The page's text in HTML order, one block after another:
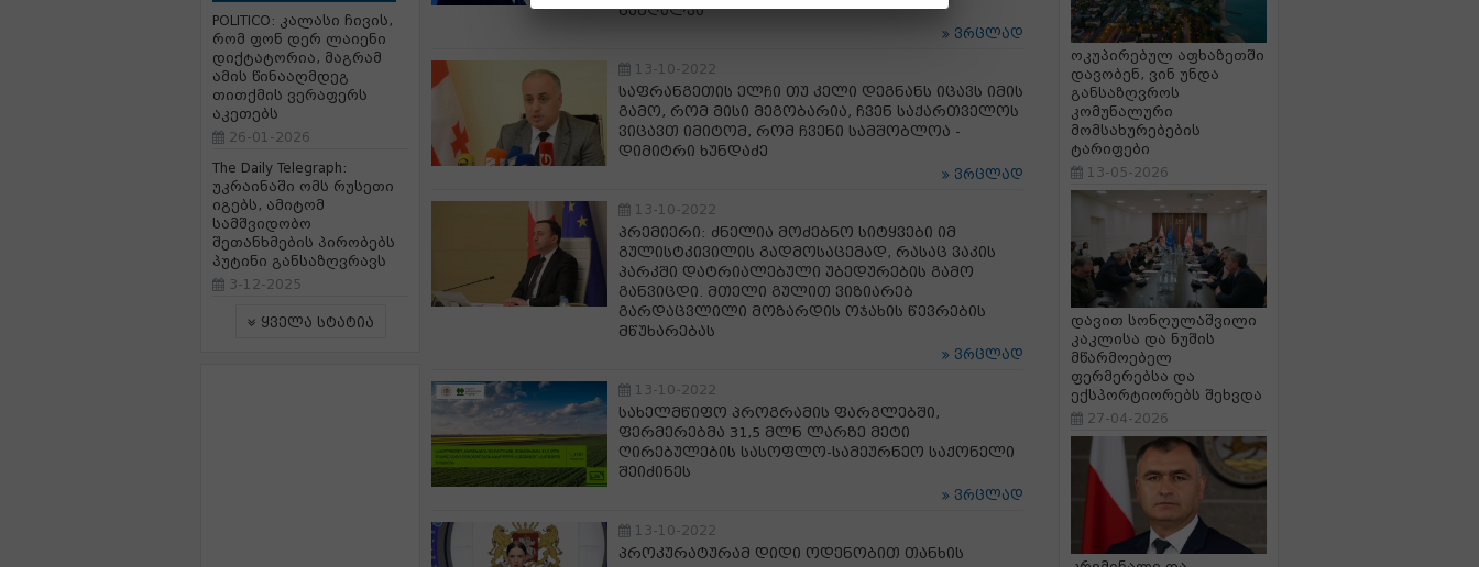
POLITICO: კალასი ჩივის,
რომ ფონ დერ ლაიენი
დიქტატორია, მაგრამ
ამის წინააღმდეგ
თითქმის ვერაფერს
აკეთებს
26-01-2026
The Daily Telegraph:
უკრაინაში ომს რუსეთი
იგებს, ამიტომ
სამშვიდობო
შეთანხმების პირობებს
პუტინი განსაზღვრავს
3-12-2025
ყველა სტატია
შებღალვა
ვრცლად
13-10-2022
საფრანგეთის ელჩი თუ კელი დეგნანს იცავს იმის
გამო, რომ მისი მეგობარია, ჩვენ საქართველოს
ვიცავთ იმიტომ, რომ ჩვენი სამშობლოა -
დიმიტრი ხუნდაძე
ვრცლად
13-10-2022
პრემიერი: ძნელია მოძებნო სიტყვები იმ
გულისტკივილის გადმოსაცემად, რასაც ვაკის
პარკში დატრიალებული უბედურების გამო
განვიცდი. მთელი გულით ვიზიარებ
გარდაცვლილი მოზარდის ოჯახის წევრების
მწუხარებას
ვრცლად
13-10-2022
სახელმწიფო პროგრამის ფარგლებში,
ფერმერებმა 31,5 მლნ ლარზე მეტი
ღირებულების სასოფლო-სამეურნეო საქონელი
შეიძინეს
ვრცლად
13-10-2022
პროკურატურამ დიდი ოდენობით თანხის
ოკუპირებულ აფხაზეთში
დავობენ, ვინ უნდა
განსაზღვროს
კომუნალური
მომსახურებების
ტარიფები
13-05-2026
დავით სონღულაშვილი
კაკლისა და ნუშის
მწარმოებელ
ფერმერებსა და
ექსპორტიორებს შეხვდა
27-04-2026